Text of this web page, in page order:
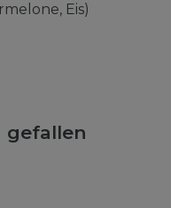
Eis)
gefallen